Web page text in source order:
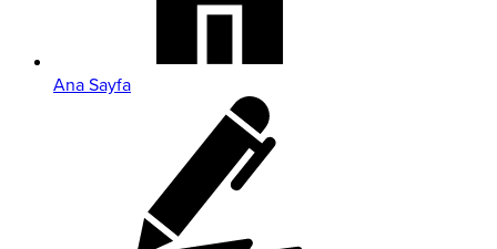
Ana Sayfa